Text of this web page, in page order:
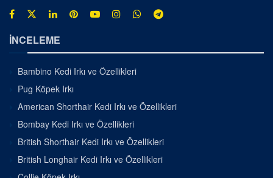
İNCELEME
Bambino Kedi Irkı ve Özellikleri
Pug Köpek Irkı
American Shorthair Kedi Irkı ve Özellikleri
Bombay Kedi Irkı ve Özellikleri
British Shorthair Kedi Irkı ve Özellikleri
British Longhair Kedi Irkı ve Özellikleri